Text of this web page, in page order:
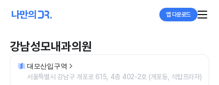
앱 다운로드
강남성모내과의원
대모산입구역
서울특별시 강남구 개포로 615, 4층 402-2호 (개포동, 석탑프라자)